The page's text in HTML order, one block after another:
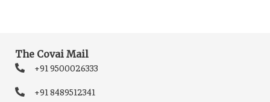
The Covai Mail
+91 9500026333
+91 8489512341